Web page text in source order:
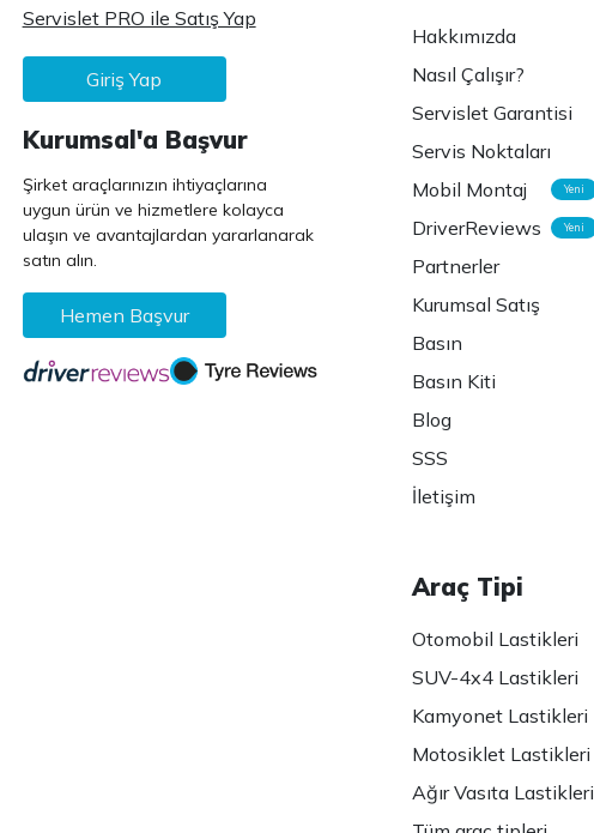
Servislet PRO ile Satış Yap
Giriş Yap
Kurumsal'a Başvur
Şirket araçlarınızın ihtiyaçlarına
uygun ürün ve hizmetlere kolayca
ulaşın ve avantajlardan yararlanarak
satın alın.
Hemen Başvur
Hakkımızda
Nasıl Çalışır?
Servislet Garantisi
Servis Noktaları
Mobil Montaj
Yeni
DriverReviews Yeni
Partnerler
Kurumsal Satış
Basın
Basın Kiti
Blog
SSS
İletişim
Araç Tipi
Otomobil Lastikleri
SUV-4x4 Lastikleri
Kamyonet Lastikleri
Motosiklet Lastikleri
Ağır Vasıta Lastikleri